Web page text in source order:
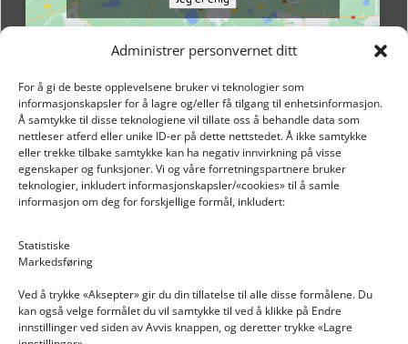
Administrer personvernet ditt
For å gi de beste opplevelsene bruker vi teknologier som
informasjonskapsler for å lagre og/eller få tilgang til enhetsinformasjon.
Å samtykke til disse teknologiene vil tillate oss å behandle data som
nettleser atferd eller unike ID-er på dette nettstedet. Å ikke samtykke
eller trekke tilbake samtykke kan ha negativ innvirkning på visse
egenskaper og funksjoner. Vi og våre forretningspartnere bruker
teknologier, inkludert informasjonskapsler/«cookies» til å samle
informasjon om deg for forskjellige formål, inkludert:
Statistiske
Markedsføring
Ved å trykke «Aksepter» gir du din tillatelse til alle disse formålene. Du
kan også velge formålet du vil samtykke til ved å klikke på Endre
innstillinger ved siden av Avvis knappen, og deretter trykke «Lagre